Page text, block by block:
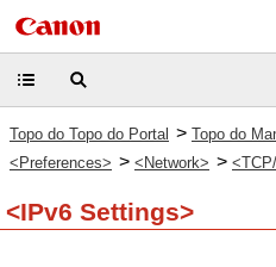
Topo do Topo do Portal > Topo do
<Preferences> > <Network> >
<IPv6 Settings>